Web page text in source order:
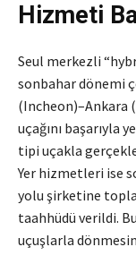
Hizmeti
Seul merkezli
sonbahar dönemi
(Incheon)–Ankara
uçağını başarıyla
tipi uçakla
Yer hizmetleri ise
yolu şirketine
taahhüdü verildi.
uçuşlarla